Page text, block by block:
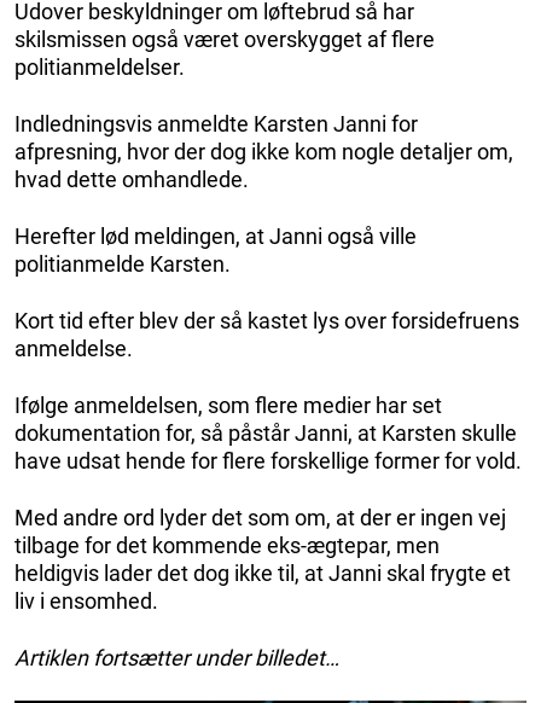
Udover beskyldninger om løftebrud så har
skilsmissen også været overskygget af flere
politianmeldelser.
Indledningsvis anmeldte Karsten Janni for
afpresning, hvor der dog ikke kom nogle detaljer om,
hvad dette omhandlede.
Herefter lød meldingen, at Janni også ville
politianmelde Karsten.
Kort tid efter blev der så kastet lys over forsidefruens
anmeldelse.
Ifølge anmeldelsen, som flere medier har set
dokumentation for, så påstår Janni, at Karsten skulle
have udsat hende for flere forskellige former for vold.
Med andre ord lyder det som om, at der er ingen vej
tilbage for det kommende eks-ægtepar, men
heldigvis lader det dog ikke til, at Janni skal frygte et
liv i ensomhed.
Artiklen fortsætter under billedet…